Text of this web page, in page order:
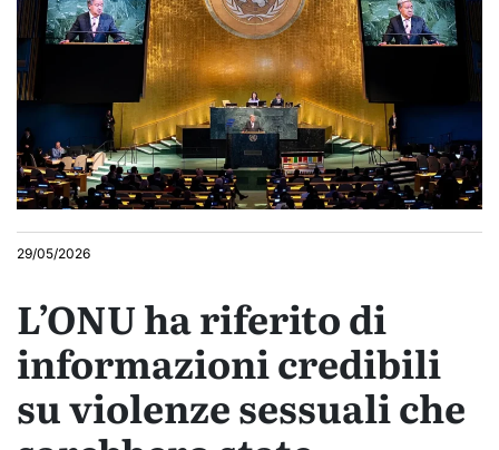
29/05/2026
L’ONU ha riferito di
informazioni credibili
su violenze sessuali che